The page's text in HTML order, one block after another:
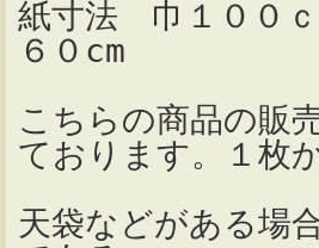
紙寸法 巾１００
６０cm
こちらの商品の販
ております。１枚
天袋などがある場